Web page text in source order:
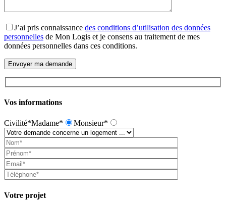
J’ai pris connaissance des conditions d’utilisation des données
personnelles de Mon Logis et je consens au traitement de mes
données personnelles dans ces conditions.
Vos informations
Civilité*Madame* Monsieur*
Votre projet